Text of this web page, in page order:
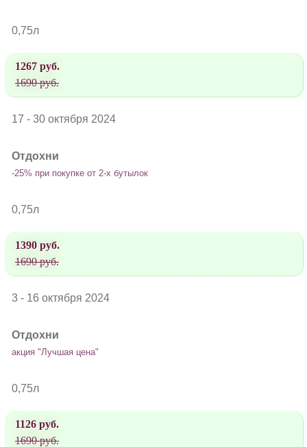
0,75л
1267 руб.
1690 руб.
17 - 30 октября 2024
Отдохни
-25% при покупке от 2-х бутылок
0,75л
1390 руб.
1690 руб.
3 - 16 октября 2024
Отдохни
акция "Лучшая цена"
0,75л
1126 руб.
1690 руб.